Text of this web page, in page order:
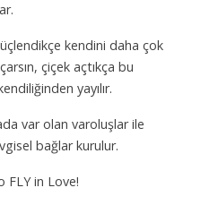
kendini daha çok
çiçek açtıkça bu
yayılır.
var olan varoluşlar ile
bağlar kurulur.
FLY in Love!